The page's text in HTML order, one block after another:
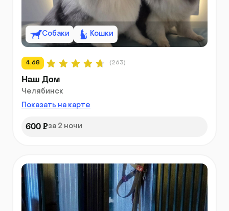
Собаки Кошки
4.68 (263)
Наш Дом
Челябинск
Показать на карте
600 ₽за 2 ночи